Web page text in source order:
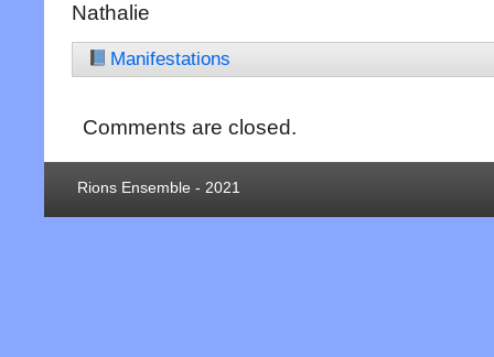
Nathalie
Manifestations
Comments are closed.
Rions Ensemble - 2021